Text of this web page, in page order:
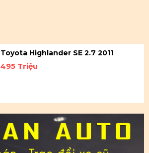
Toyota Highlander SE 2.7 2011
495 Triệu